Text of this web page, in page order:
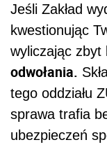
Jeśli Zakład
kwestionując
wyliczając
odwołania.
tego oddziału
sprawa trafia
ubezpieczeń